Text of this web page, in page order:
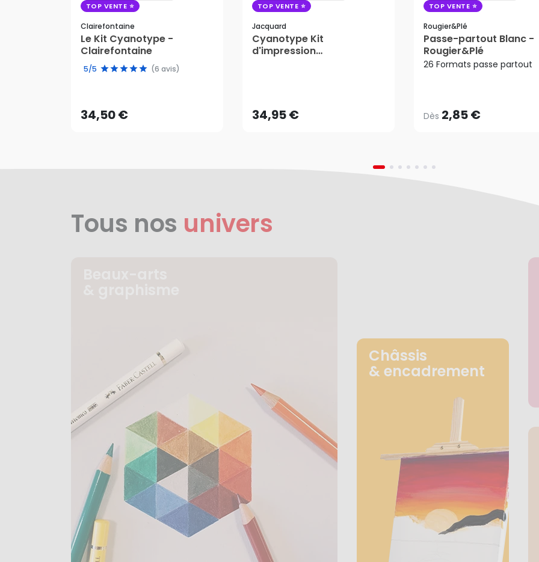
TOP VENTE
Clairefontaine
Le Kit Cyanotype -
Clairefontaine
5/5 (6 avis)
34,50 €AJOUTER AU PANIER
TOP VENTE
Jacquard
Cyanotype Kit
d'impression
34,95 €AJOUTER AU PANIER
TOP VENTE
Rougier&plé
Passe-partout Blanc -
Rougier&Plé
26 Formats passe partout
Dès 2,85 €
2,85 €
Tous nos univers
Châssis
& encadrement